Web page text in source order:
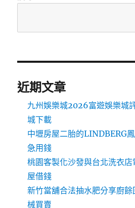
近期文章
九州娛樂城2026富遊娛樂城
城下載
中壢房屋二胎的LINDBERG
急用錢
桃園客製化沙發與台北洗衣
屋借錢
新竹當舖合法抽水肥分享廚
械買賣